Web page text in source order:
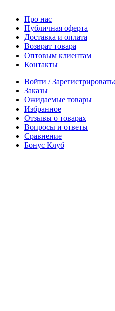
Про нас
Публичная оферта
Доставка и оплата
Возврат товара
Оптовым клиентам
Контакты
Войти /
Заказы
Ожидаемые товары
Избранное
Отзывы о товарах
Вопросы и ответы
Сравнение
Бонус Клуб